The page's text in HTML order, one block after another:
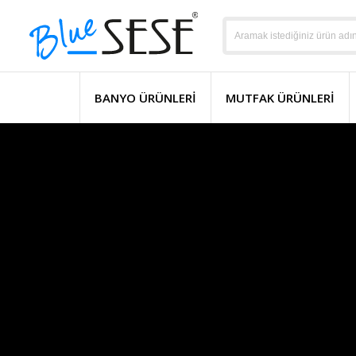
BANYO ÜRÜNLERI MUTFAK ÜRÜNLERI